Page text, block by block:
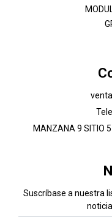
MANZANA 9 SITIO
Suscríbase a nuestra